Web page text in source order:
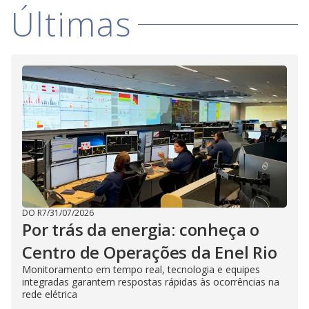
V
i
d
e
o
Últimas
DO R7/31/07/2026
Por trás da energia: conheça o
Centro de Operações da Enel Rio
Monitoramento em tempo real, tecnologia e equipes
integradas garantem respostas rápidas às ocorrências na
rede elétrica